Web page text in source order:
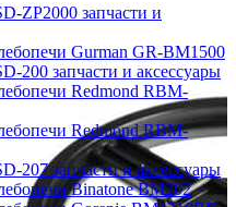
ZP2000 запчасти и
Gurman GR-BM1500
200 запчасти и аксессуары
Redmond RBM-
Redmond RBM-
207 запчасти и аксессуары
Binatone BM202